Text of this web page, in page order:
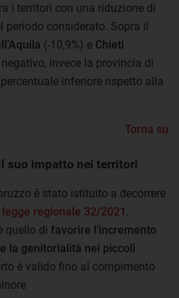
i territori con una riduzione di
periodo considerato. Sopra il
(-10,9%) e Chieti
invece la provincia di
inferiore rispetto alla
Torna su
suo impatto nei territori
è stato istituito a decorrere
legge regionale 32/2021
quello di favorire l’incremento
la genitorialità nei piccoli
è valido fino al compimento